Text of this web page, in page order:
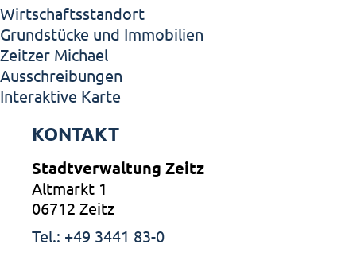
Wirtschaftsstandort
Grundstücke und Immobilien
Zeitzer Michael
Ausschreibungen
Interaktive Karte
KONTAKT
Stadtverwaltung Zeitz
Altmarkt 1
06712 Zeitz
Tel.: +49 3441 83-0